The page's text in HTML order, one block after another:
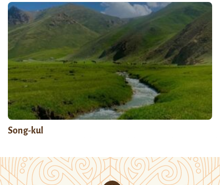
Song-kul